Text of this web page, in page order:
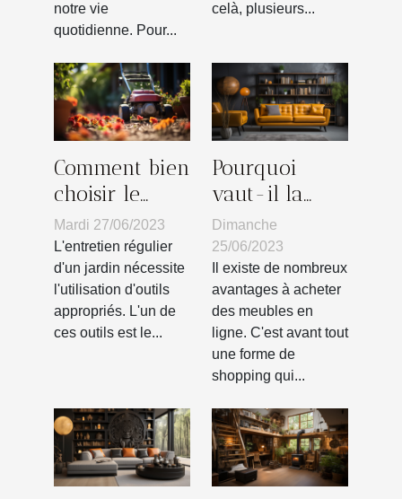
notre vie
quotidienne. Pour...
celà, plusieurs...
Comment bien
choisir le
coupe-
bordure pour
l'entretien de
son jardin ?
Mardi 27/06/2023
L'entretien régulier
d'un jardin nécessite
l'utilisation d'outils
appropriés. L'un de
ces outils est le...
Pourquoi
vaut-il la
peine
d'acheter des
meubles en
ligne ?
Dimanche
25/06/2023
Il existe de nombreux
avantages à acheter
des meubles en
ligne. C'est avant tout
une forme de
shopping qui...